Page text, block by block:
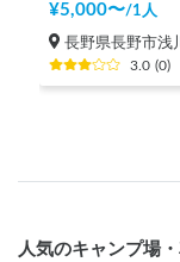
¥5,000〜/1人
長野県長野市浅
3.0 (0)
人気のキャンプ場